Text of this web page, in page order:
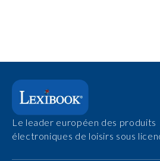
Le leader européen des produits
électroniques de loisirs sous